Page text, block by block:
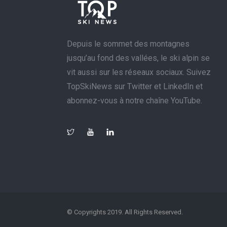
Depuis le sommet des montagnes
jusqu’au fond des vallées, le ski alpin se
vit aussi sur les réseaux sociaux. Suivez
TopSkiNews sur Twitter et LinkedIn et
abonnez-vous à notre chaîne YouTube.
© Copyrights 2019. All Rights Reserved.